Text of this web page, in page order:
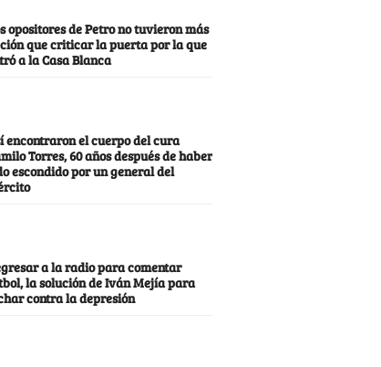
opositores de Petro no tuvieron más
que criticar la puerta por la que
a la Casa Blanca
encontraron el cuerpo del cura
Torres, 60 años después de haber
escondido por un general del
a la radio para comentar
la solución de Iván Mejía para
contra la depresión